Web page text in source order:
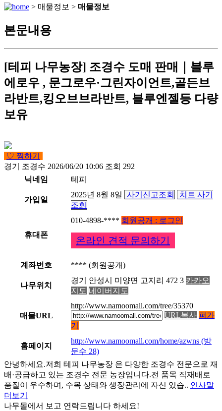
> 매물정보 > 매물정보
본문내용
[테피 나무농장] 조경수 도매 판매｜블루
에로우 , 문그로우·그린자이언트,골든브
라반트,킹오브브라반트, 블루엔젤등 다량
보유
♡ 찜하기
경기
조경수 2026/06/20 10:06 조회 292
닉네임
테피
가입일
2025년 8월 8일 사기신고조회
치트 사기
조회
휴대폰
010-4898-**** 회원공개 : 로그인
온라인 견적 문의하기
계좌번호 **** (회원공개)
나무위치
경기 안성시 미양면 고지리 472 3 카카오
지도 네이버지도
매물URL
http://www.namoomall.com/tree/35370
URL복사 퍼가
기
홈페이지
http://www.namoomall.com/home/azwns (방
문수 28)
안녕하세요.저희 테피 나무농장 은 다양한 조경수 전문으로 재
배·공급하고 있는 조경수 전문 농장입니다.전 품목 직재배로
품질이 우수하며, 수목 상태와 생장관리에 자신 있습.. 인사말
더보기
나무몰에서 보고 연락드립니다 하세요!